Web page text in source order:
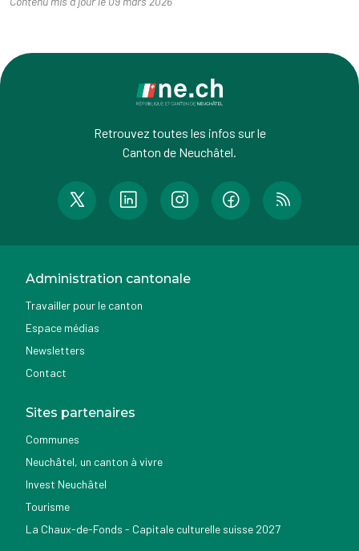
Retrouvez toutes les infos sur le
Canton de Neuchâtel.
Administration cantonale
Travailler pour le canton
Espace médias
Newsletters
Contact
Sites partenaires
Communes
Neuchâtel, un canton à vivre
Invest Neuchâtel
Tourisme
La Chaux-de-Fonds - Capitale culturelle suisse 2027